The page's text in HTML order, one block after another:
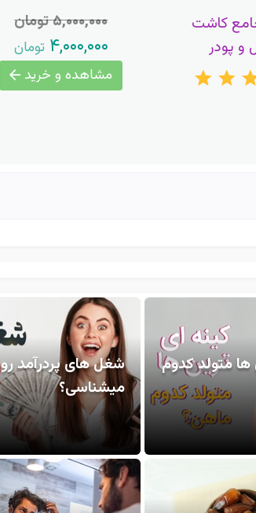
کاشت
و پودر
۵,۰۰۰,۰۰۰ تومان
۴,۰۰۰,۰۰۰ تومان
مشاهده و خرید
ها متولد کدوم
شغل های پردرآمد رو
میشناسی؟